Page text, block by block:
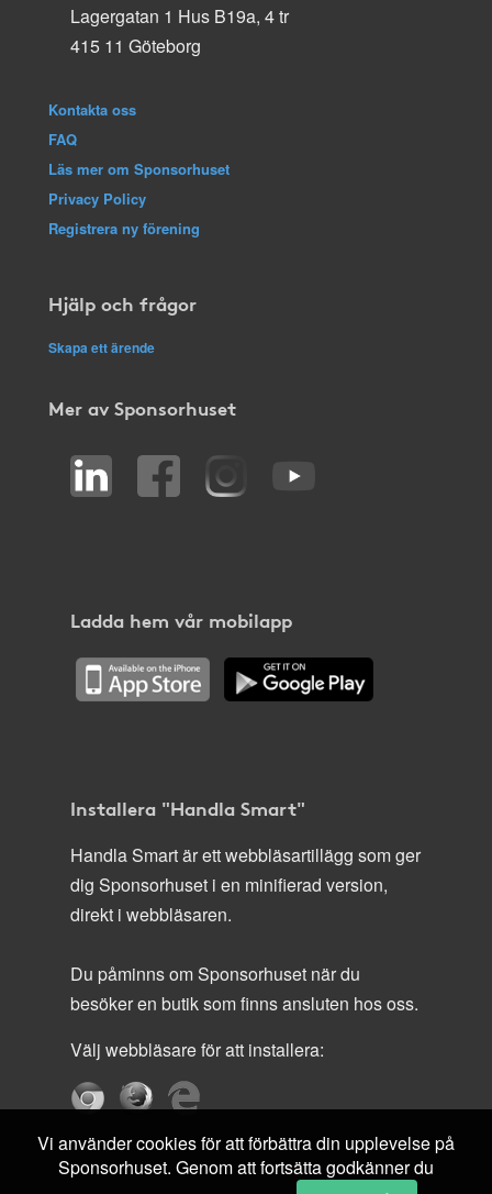
Lagergatan 1 Hus B19a, 4 tr
415 11 Göteborg
Kontakta oss
FAQ
Läs mer om Sponsorhuset
Privacy Policy
Registrera ny förening
Hjälp och frågor
Skapa ett ärende
Mer av Sponsorhuset
Ladda hem vår mobilapp
Installera "Handla Smart"
Handla Smart är ett webbläsartillägg som ger
dig Sponsorhuset i en minifierad version,
direkt i webbläsaren.
Du påminns om Sponsorhuset när du
besöker en butik som finns ansluten hos oss.
Välj webbläsare för att installera:
Vi använder cookies för att förbättra din upplevelse på
Sponsorhuset. Genom att fortsätta godkänner du